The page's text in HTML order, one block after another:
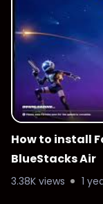
How to install
BlueStacks Air
3.38K views 1